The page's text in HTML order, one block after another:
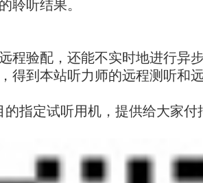
聆听结果。
程验配，还能不实时地进行
得到本站听力师的远程测听和
指定试听用机，提供给大家付